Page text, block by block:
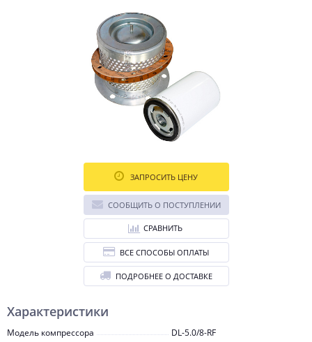
Характеристики
Модель компрессора
DL-5.0/8-RF
ЗАПРОСИТЬ ЦЕНУ
СООБЩИТЬ О ПОСТУПЛЕНИИ
СРАВНИТЬ
ВСЕ СПОСОБЫ ОПЛАТЫ
ПОДРОБНЕЕ О ДОСТАВКЕ